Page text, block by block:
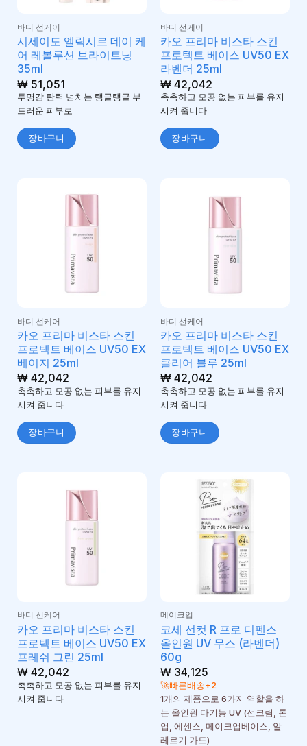
바디 선케어
시세이도 엘릭시르 데이 케
어 레볼루션 브라이트닝
35ml
₩51,051
투명감 탄력 넘치는 탱글탱글 부
드러운 피부로
장바구니
바디 선케어
카오 프리마 비스타 스킨
프로텍트 베이스 UV50 EX
라벤더 25ml
₩42,042
촉촉하고 모공 없는 피부를 유지
시켜 줍니다
장바구니
바디 선케어
카오 프리마 비스타 스킨
프로텍트 베이스 UV50 EX
베이지 25ml
₩42,042
촉촉하고 모공 없는 피부를 유지
시켜 줍니다
장바구니
바디 선케어
카오 프리마 비스타 스킨
프로텍트 베이스 UV50 EX
클리어 블루 25ml
₩42,042
촉촉하고 모공 없는 피부를 유지
시켜 줍니다
장바구니
바디 선케어
카오 프리마 비스타 스킨
프로텍트 베이스 UV50 EX
프레쉬 그린 25ml
₩42,042
촉촉하고 모공 없는 피부를 유지
시켜 줍니다
메이크업
코세 선컷 R 프로 디펜스
올인원 UV 무스 (라벤더)
60g
₩34,125
🚀빠른배송+2
1개의 제품으로 6가지 역할을 하
는 올인원 다기능 UV (선크림, 톤
업, 에센스, 메이크업베이스, 알
레르기 가드)